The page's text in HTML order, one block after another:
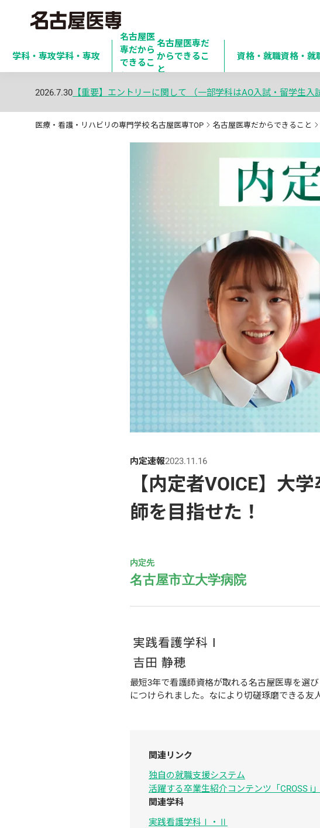
学科・専攻学科・専攻
名古屋医
専だから
できるこ
と
名古屋医専だ
からできるこ
と
資格・就職資格・就
2026.7.30 【重要】エントリーに関して （一部学科はAO入試・留学生入
医療・看護・リハビリの専門学校 名古屋医専TOP 名古屋医専だからできること
内定速報2023.11.16
【内定者VOICE】大
師を目指せた！
内定先
名古屋市立大学病院
最短3年で看護師資格が取れる名古屋医専を選
につけられました。なにより切磋琢磨できる友
関連リンク
独自の就職支援システム
活躍する卒業生紹介コンテンツ「CROSS i」
関連学科
実践看護学科Ⅰ・Ⅱ